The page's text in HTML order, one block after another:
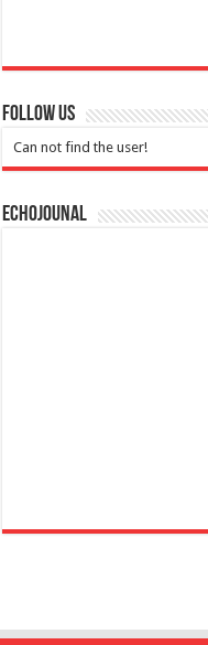
Follow Us
Can not find the user!
Echojounal